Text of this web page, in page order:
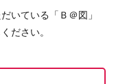
いている「Ｂ＠図」
ださい。